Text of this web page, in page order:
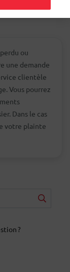
ou
une demande
clientèle
Vous pourrez
Dans le cas
votre plainte
?